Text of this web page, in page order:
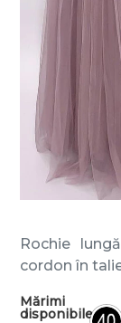
Rochie
cordon în
Mărimi
disponibile